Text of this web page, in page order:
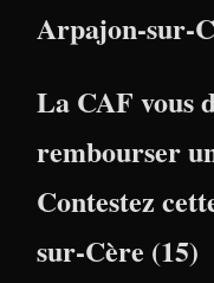
Arpajon-sur-
La CAF vous
rembourser
Contestez
sur-Cère (15)